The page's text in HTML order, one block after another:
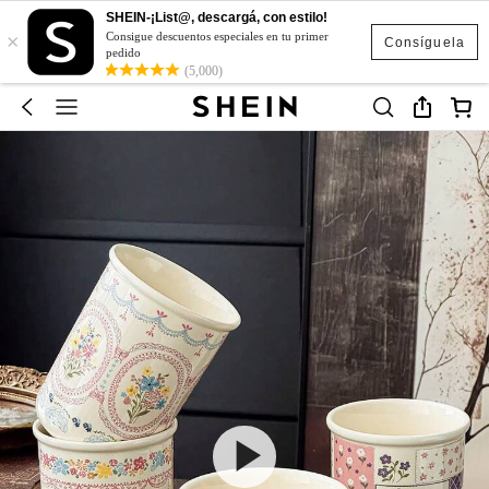
Consíguela
×
SHEIN-¡List@, descargá, con estilo!
Consigue descuentos especiales en tu primer
pedido
(5,000)